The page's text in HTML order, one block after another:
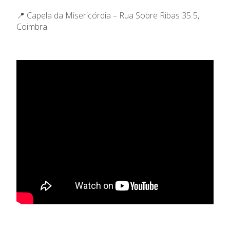
📍 Capela da Misericórdia – Rua Sobre Ribas 35 5,
Coimbra